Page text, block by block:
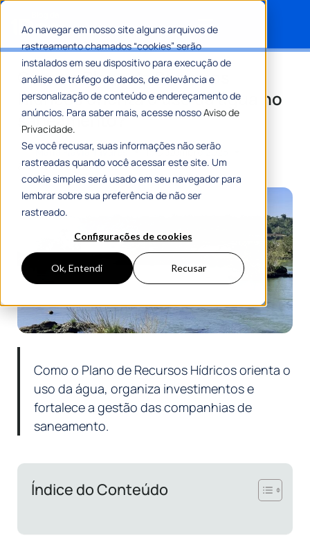
Ao navegar em nosso site alguns arquivos de
rastreamento chamados “cookies” serão
instalados em seu dispositivo para execução de
análise de tráfego de dados, de relevância e
personalização de conteúdo e endereçamento de
anúncios. Para saber mais, acesse nossoAviso de
Privacidade.
Se você recusar, suas informações não serão
rastreadas quando você acessar este site. Um
cookie simples será usado em seu navegador para
lembrar sobre sua preferência de não ser
rastreado.
Configurações de cookies
Ok, Entendi Recusar
Como o Plano de Recursos
Hídricos orienta o uso da água no
saneamento?
Por Maria Flávia Tavares
15 Dezembro 2025
8 Min De Leitura
Como o Plano de Recursos Hídricos orienta o
uso da água, organiza investimentos e
fortalece a gestão das companhias de
saneamento.
Índice do Conteúdo